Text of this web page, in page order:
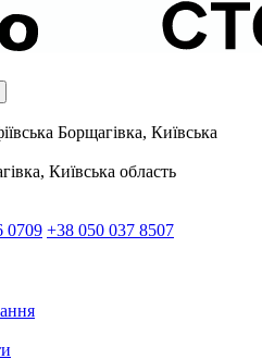
Борщагівка, Київська
Київська область
0709 +38 050 037 8507